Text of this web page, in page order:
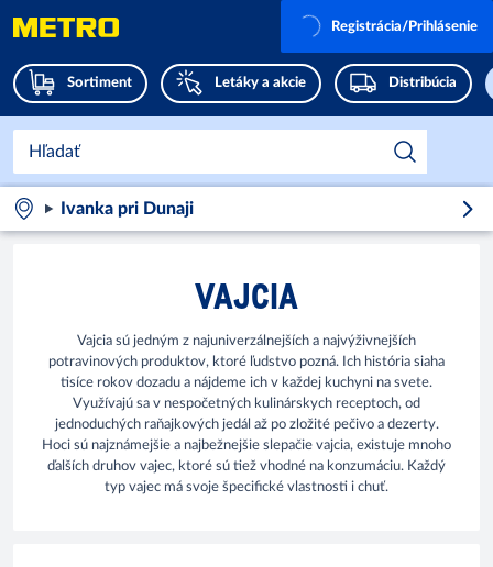
Sortiment Letáky a akcie Distribúcia
Registrácia/Prihlásenie
Ivanka pri Dunaji
VAJCIA
Vajcia sú jedným z najuniverzálnejších a najvýživnejších
potravinových produktov, ktoré ľudstvo pozná. Ich história siaha
tisíce rokov dozadu a nájdeme ich v každej kuchyni na svete.
Využívajú sa v nespočetných kulinárskych receptoch, od
jednoduchých raňajkových jedál až po zložité pečivo a dezerty.
Hoci sú najznámejšie a najbežnejšie slepačie vajcia, existuje mnoho
ďalších druhov vajec, ktoré sú tiež vhodné na konzumáciu. Každý
typ vajec má svoje špecifické vlastnosti i chuť.